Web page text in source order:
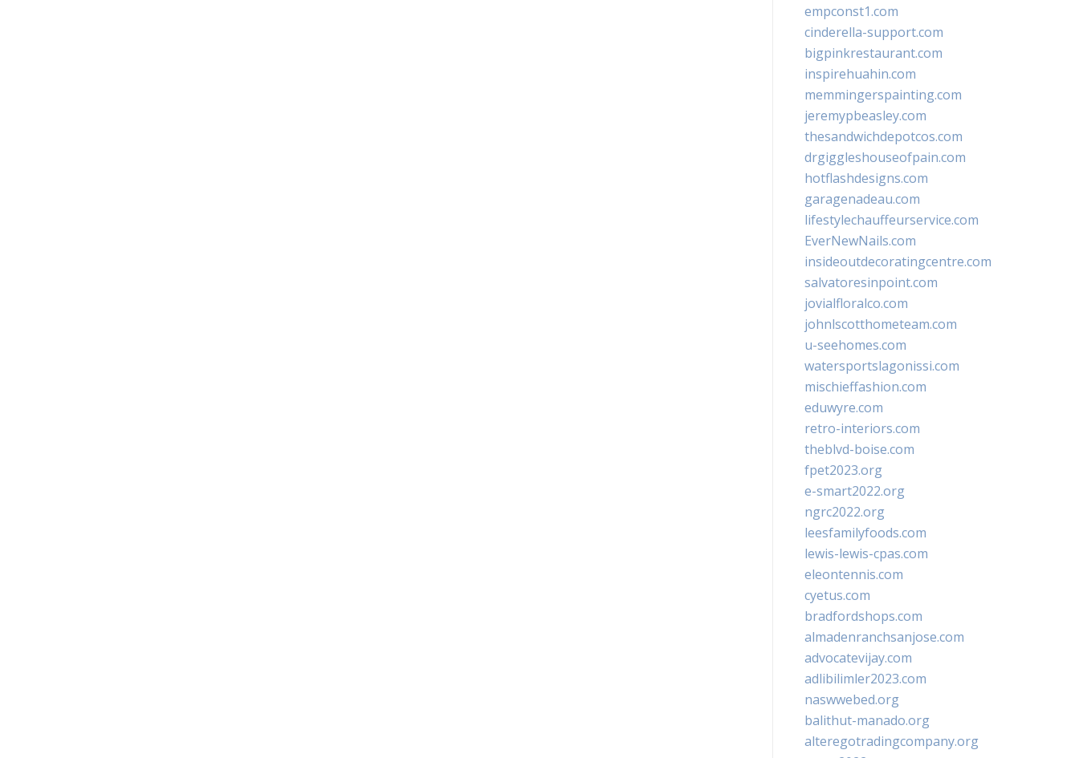
empconst1.com
cinderella-support.com
bigpinkrestaurant.com
inspirehuahin.com
memmingerspainting.com
jeremypbeasley.com
thesandwichdepotcos.com
drgiggleshouseofpain.com
hotflashdesigns.com
garagenadeau.com
lifestylechauffeurservice.com
EverNewNails.com
insideoutdecoratingcentre.com
salvatoresinpoint.com
jovialfloralco.com
johnlscotthometeam.com
u-seehomes.com
watersportslagonissi.com
mischieffashion.com
eduwyre.com
retro-interiors.com
theblvd-boise.com
fpet2023.org
e-smart2022.org
ngrc2022.org
leesfamilyfoods.com
lewis-lewis-cpas.com
eleontennis.com
cyetus.com
bradfordshops.com
almadenranchsanjose.com
advocatevijay.com
adlibilimler2023.com
naswwebed.org
balithut-manado.org
alteregotradingcompany.org